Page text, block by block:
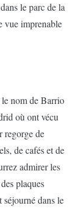
le parc de la
vue imprenable
nom de Barrio
où ont vécu
regorge de
de cafés et de
admirer les
plaques
dans le